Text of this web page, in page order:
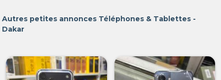
Autres petites annonces Téléphones & Tablettes -
Dakar